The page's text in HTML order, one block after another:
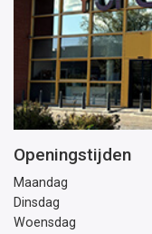
Openingstijden
Maandag
Dinsdag
Woensdag